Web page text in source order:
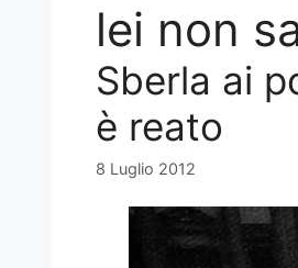
lei non
Sberla ai
è reato
8 Luglio 2012